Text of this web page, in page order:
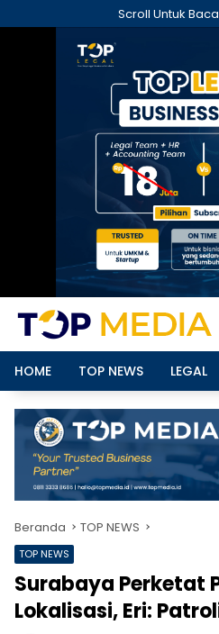
ke
Scroll Untuk
HOME TOP NEWS LEGAL
Beranda TOP NEWS
TOP NEWS
Surabaya Perketat
Lokalisasi, Eri: